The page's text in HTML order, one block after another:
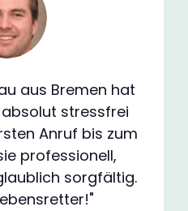
aus Bremen hat
stressfrei
Anruf bis zum
professionell,
sorgfältig.